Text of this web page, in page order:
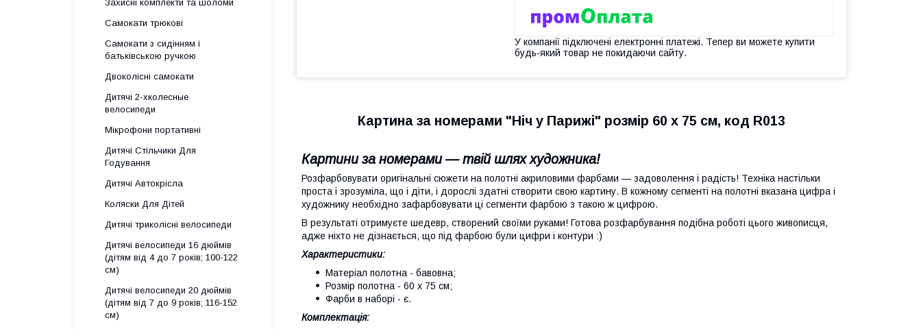
У компанії підключені електронні платежі. Тепер ви можете купити
будь-який товар не покидаючи сайту.
Картина за номерами "Ніч у Парижі" розмір 60 х 75 см, код R013
Картини за номерами — твій шлях художника!
Розфарбовувати оригінальні сюжети на полотні акриловими фарбами — задоволення і радість! Техніка настільки
проста і зрозуміла, що і діти, і дорослі здатні створити свою картину. В кожному сегменті на полотні вказана цифра і
художнику необхідно зафарбовувати ці сегменти фарбою з такою ж цифрою.
В результаті отримуєте шедевр, створений своїми руками! Готова розфарбування подібна роботі цього живописця,
адже ніхто не дізнається, що під фарбою були цифри і контури :)
Характеристики:
Матеріал полотна - бавовна;
Розмір полотна - 60 х 75 см;
Фарби в наборі - є.
Комплектація:
Захисні комплекти та шоломи
Самокати трюкові
Самокати з сидінням і
батьківською ручкою
Двоколісні самокати
Дитячі 2-хколесные
велосипеди
Мікрофони портативні
Дитячі Стільчики Для
Годування
Дитячі Автокрісла
Коляски Для Дітей
Дитячі триколісні велосипеди
Дитячі велосипеди 16 дюймів
(дітям від 4 до 7 років; 100-122
см)
Дитячі велосипеди 20 дюймів
(дітям від 7 до 9 років; 116-152
см)